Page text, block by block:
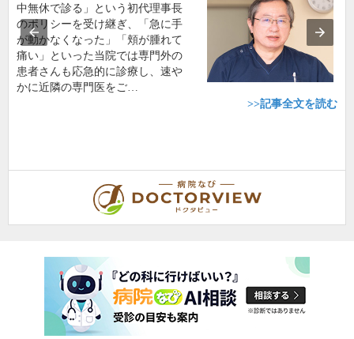
中無休で診る」という初代理事長
のポリシーを受け継ぎ、「急に手
が動かなくなった」「頬が腫れて
痛い」といった当院では専門外の
患者さんも応急的に診療し、速や
かに近隣の専門医をご…
>>記事全文を読む